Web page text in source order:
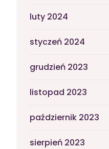
luty 2024
styczeń 2024
grudzień 2023
listopad 2023
październik 2023
sierpień 2023